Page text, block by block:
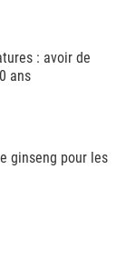
: avoir de
ans
ginseng pour les